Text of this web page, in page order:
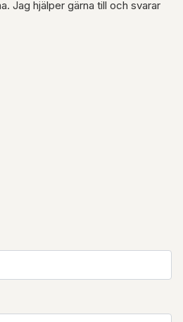
Jag hjälper gärna till och svarar